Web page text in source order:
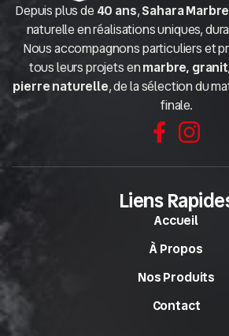
Depuis plus de 40 ans,Sahara Marbre
naturelle en réalisations uniques,
Nous accompagnons particuliers et
tous leurs projets enmarbre,
pierre naturelle, de la sélection du
finale.
Liens
Accueil
À Propos
Nos Produits
Contact